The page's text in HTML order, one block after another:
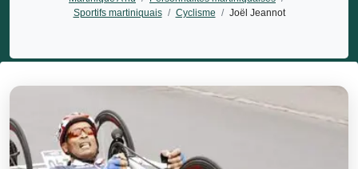
Sportifs martiniquais / Cyclisme / Joël Jeannot